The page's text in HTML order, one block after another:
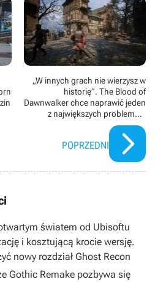
„W innych grach nie wierzysz w
historię”. The Blood of
Dawnwalker chce naprawić jeden
z największych problemów
gatunku RPG
POPRZEDNI
światem od Ubisoftu
i kosztującą krocie wersję.
nowy rozdział Ghost Recon
Gothic Remake pozbywa się